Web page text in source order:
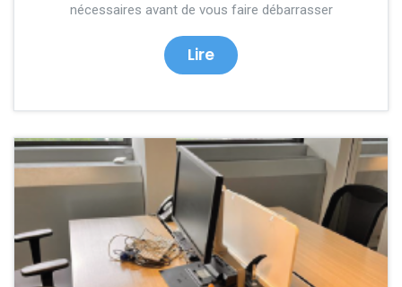
nécessaires avant de vous faire débarrasser
Lire